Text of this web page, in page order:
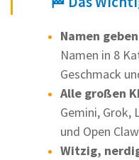
Namen
Namen in 8
Geschmack
Alle großen
Gemini, Grok,
und Open
Witzig,